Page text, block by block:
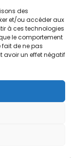
des
et/ou accéder aux
à ces technologies
le comportement
fait de ne pas
avoir un effet négatif